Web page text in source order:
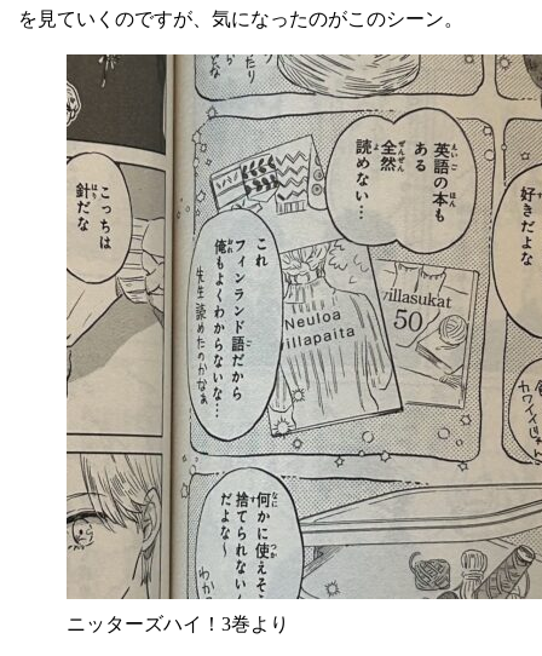
を見ていくのですが、気になったのがこのシーン。
ニッターズハイ！3巻より